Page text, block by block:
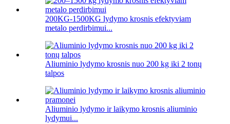
200KG-1500KG lydymo krosnis efektyviam
metalo perdirbimui...
Aliuminio lydymo krosnis nuo 200 kg iki 2 tonų
talpos
Aliuminio lydymo ir laikymo krosnis aliuminio
lydymui...